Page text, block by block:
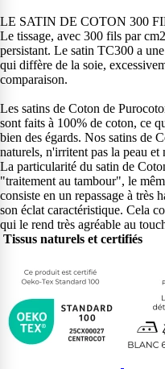
LE SATIN DE COTON 300
Le tissage, avec 300 fils par
persistant. Le satin TC300 a
qui diffère de la soie,
comparaison.
Les satins de Coton de
sont faits à 100% de coton, ce
bien des égards. Nos satins de
naturels, n'irritent pas la peau et
La particularité du satin de
"traitement au tambour", le
consiste en un repassage à très
son éclat caractéristique. Cela
qui le rend très agréable au
Tissus naturels et certifiés